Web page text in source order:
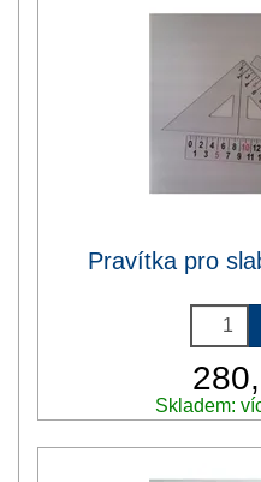
Pravítka pro
Skladem: